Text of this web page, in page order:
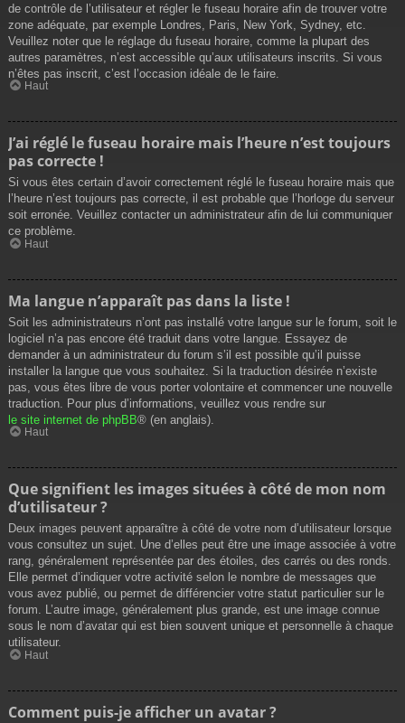
de contrôle de l’utilisateur et régler le fuseau horaire afin de trouver votre
zone adéquate, par exemple Londres, Paris, New York, Sydney, etc.
Veuillez noter que le réglage du fuseau horaire, comme la plupart des
autres paramètres, n’est accessible qu’aux utilisateurs inscrits. Si vous
n’êtes pas inscrit, c’est l’occasion idéale de le faire.
Haut
J’ai réglé le fuseau horaire mais l’heure n’est toujours
pas correcte !
Si vous êtes certain d’avoir correctement réglé le fuseau horaire mais que
l’heure n’est toujours pas correcte, il est probable que l’horloge du serveur
soit erronée. Veuillez contacter un administrateur afin de lui communiquer
ce problème.
Haut
Ma langue n’apparaît pas dans la liste !
Soit les administrateurs n’ont pas installé votre langue sur le forum, soit le
logiciel n’a pas encore été traduit dans votre langue. Essayez de
demander à un administrateur du forum s’il est possible qu’il puisse
installer la langue que vous souhaitez. Si la traduction désirée n’existe
pas, vous êtes libre de vous porter volontaire et commencer une nouvelle
traduction. Pour plus d’informations, veuillez vous rendre sur
le site internet de phpBB® (en anglais).
Haut
Que signifient les images situées à côté de mon nom
d’utilisateur ?
Deux images peuvent apparaître à côté de votre nom d’utilisateur lorsque
vous consultez un sujet. Une d’elles peut être une image associée à votre
rang, généralement représentée par des étoiles, des carrés ou des ronds.
Elle permet d’indiquer votre activité selon le nombre de messages que
vous avez publié, ou permet de différencier votre statut particulier sur le
forum. L’autre image, généralement plus grande, est une image connue
sous le nom d’avatar qui est bien souvent unique et personnelle à chaque
utilisateur.
Haut
Comment puis-je afficher un avatar ?